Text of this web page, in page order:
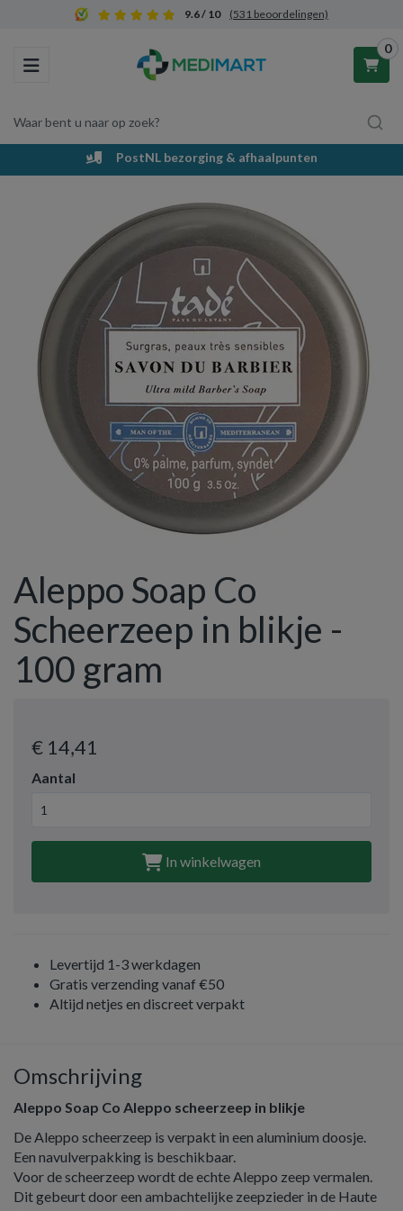
9.6 / 10 (531 beoordelingen)
Toggle navigation
Waar bent u naar op zoek?
0
Winkelwagen
Uw winkelwagen is leeg.
Vul hem met producten.
PostNL bezorging & afhaalpunten
Aleppo Soap Co
Scheerzeep in blikje -
100 gram
€ 14,41
Aantal
In winkelwagen
Levertijd 1-3 werkdagen
Gratis verzending vanaf €50
Altijd netjes en discreet verpakt
Omschrijving
Aleppo Soap Co Aleppo scheerzeep in blikje
De Aleppo scheerzeep is verpakt in een aluminium doosje.
Een navulverpakking is beschikbaar.
Voor de scheerzeep wordt de echte Aleppo zeep vermalen.
Dit gebeurt door een ambachtelijke zeepzieder in de Haute